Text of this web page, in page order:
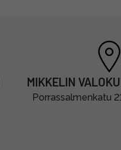
MIKKELIN
Porrassalmenkatu